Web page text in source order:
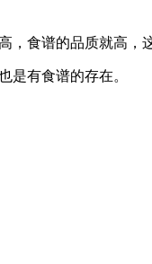
食谱的品质就高，
有食谱的存在。